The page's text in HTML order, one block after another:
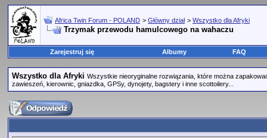
Africa Twin Forum - POLAND > Główny dział > Wszystko dla Afryki
Trzymak przewodu hamulcowego na wahaczu
Zarejestruj się Albumy FAQ
Wszystko dla Afryki Wszystkie nieoryginalne rozwiązania, które można
zawieszeń, kierownic, gniazdka, GPSy, dynojety, bagstery i inne scottoilery...